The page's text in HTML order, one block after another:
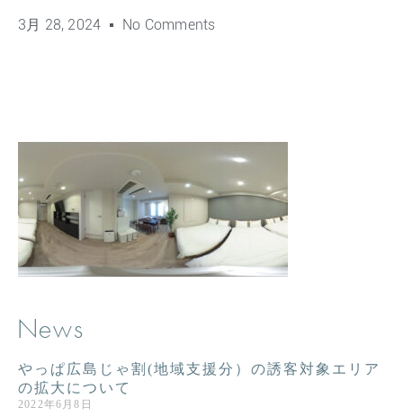
3月 28, 2024 No Comments
News
やっぱ広島じゃ割(地域支援分）の誘客対象エリア
の拡大について
2022年6月8日